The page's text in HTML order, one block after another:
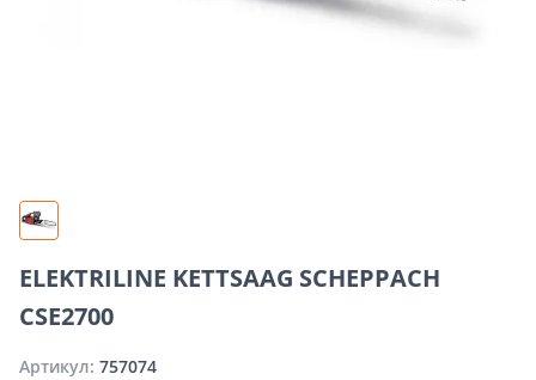
ELEKTRILINE KETTSAAG SCHEPPACH
CSE2700
Артикул: 757074